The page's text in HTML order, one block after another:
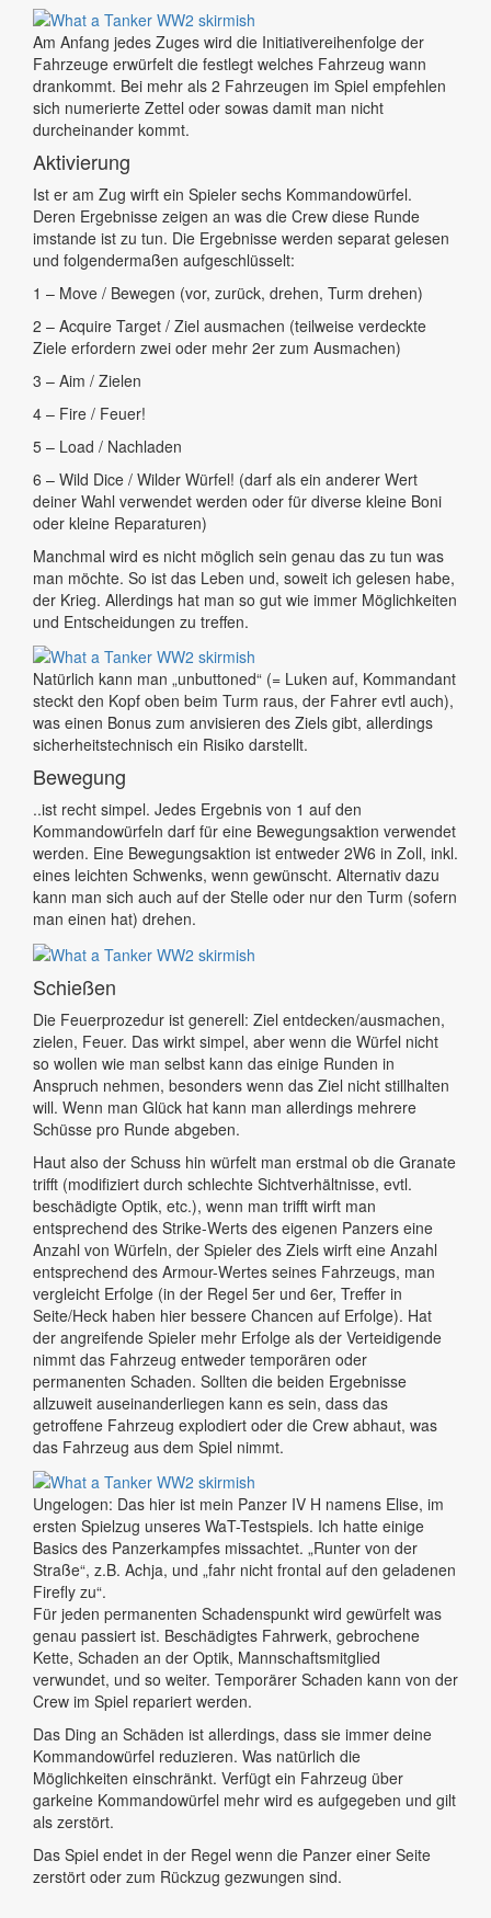
Am Anfang jedes Zuges wird die Initiativereihenfolge der
Fahrzeuge erwürfelt die festlegt welches Fahrzeug wann
drankommt. Bei mehr als 2 Fahrzeugen im Spiel empfehlen
sich numerierte Zettel oder sowas damit man nicht
durcheinander kommt.
Aktivierung
Ist er am Zug wirft ein Spieler sechs Kommandowürfel.
Deren Ergebnisse zeigen an was die Crew diese Runde
imstande ist zu tun. Die Ergebnisse werden separat gelesen
und folgendermaßen aufgeschlüsselt:
1 – Move / Bewegen (vor, zurück, drehen, Turm drehen)
2 – Acquire Target / Ziel ausmachen (teilweise verdeckte
Ziele erfordern zwei oder mehr 2er zum Ausmachen)
3 – Aim / Zielen
4 – Fire / Feuer!
5 – Load / Nachladen
6 – Wild Dice / Wilder Würfel! (darf als ein anderer Wert
deiner Wahl verwendet werden oder für diverse kleine Boni
oder kleine Reparaturen)
Manchmal wird es nicht möglich sein genau das zu tun was
man möchte. So ist das Leben und, soweit ich gelesen habe,
der Krieg. Allerdings hat man so gut wie immer Möglichkeiten
und Entscheidungen zu treffen.
Natürlich kann man „unbuttoned“ (= Luken auf, Kommandant
steckt den Kopf oben beim Turm raus, der Fahrer evtl auch),
was einen Bonus zum anvisieren des Ziels gibt, allerdings
sicherheitstechnisch ein Risiko darstellt.
Bewegung
..ist recht simpel. Jedes Ergebnis von 1 auf den
Kommandowürfeln darf für eine Bewegungsaktion verwendet
werden. Eine Bewegungsaktion ist entweder 2W6 in Zoll, inkl.
eines leichten Schwenks, wenn gewünscht. Alternativ dazu
kann man sich auch auf der Stelle oder nur den Turm (sofern
man einen hat) drehen.
Schießen
Die Feuerprozedur ist generell: Ziel entdecken/ausmachen,
zielen, Feuer. Das wirkt simpel, aber wenn die Würfel nicht
so wollen wie man selbst kann das einige Runden in
Anspruch nehmen, besonders wenn das Ziel nicht stillhalten
will. Wenn man Glück hat kann man allerdings mehrere
Schüsse pro Runde abgeben.
Haut also der Schuss hin würfelt man erstmal ob die Granate
trifft (modifiziert durch schlechte Sichtverhältnisse, evtl.
beschädigte Optik, etc.), wenn man trifft wirft man
entsprechend des Strike-Werts des eigenen Panzers eine
Anzahl von Würfeln, der Spieler des Ziels wirft eine Anzahl
entsprechend des Armour-Wertes seines Fahrzeugs, man
vergleicht Erfolge (in der Regel 5er und 6er, Treffer in
Seite/Heck haben hier bessere Chancen auf Erfolge). Hat
der angreifende Spieler mehr Erfolge als der Verteidigende
nimmt das Fahrzeug entweder temporären oder
permanenten Schaden. Sollten die beiden Ergebnisse
allzuweit auseinanderliegen kann es sein, dass das
getroffene Fahrzeug explodiert oder die Crew abhaut, was
das Fahrzeug aus dem Spiel nimmt.
Ungelogen: Das hier ist mein Panzer IV H namens Elise, im
ersten Spielzug unseres WaT-Testspiels. Ich hatte einige
Basics des Panzerkampfes missachtet. „Runter von der
Straße“, z.B. Achja, und „fahr nicht frontal auf den geladenen
Firefly zu“.
Für jeden permanenten Schadenspunkt wird gewürfelt was
genau passiert ist. Beschädigtes Fahrwerk, gebrochene
Kette, Schaden an der Optik, Mannschaftsmitglied
verwundet, und so weiter. Temporärer Schaden kann von der
Crew im Spiel repariert werden.
Das Ding an Schäden ist allerdings, dass sie immer deine
Kommandowürfel reduzieren. Was natürlich die
Möglichkeiten einschränkt. Verfügt ein Fahrzeug über
garkeine Kommandowürfel mehr wird es aufgegeben und gilt
als zerstört.
Das Spiel endet in der Regel wenn die Panzer einer Seite
zerstört oder zum Rückzug gezwungen sind.